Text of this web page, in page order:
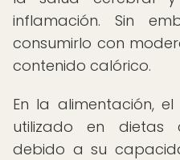
inflamación. Sin
consumirlo con
contenido calórico.
En la alimentación,
utilizado en dietas
debido a su